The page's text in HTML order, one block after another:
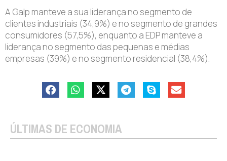
A Galp manteve a sua liderança no segmento de
clientes industriais (34,9%) e no segmento de grandes
consumidores (57,5%), enquanto a EDP manteve a
liderança no segmento das pequenas e médias
empresas (39%) e no segmento residencial (38,4%).
ÚLTIMAS DE ECONOMIA